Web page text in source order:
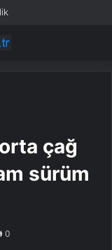
çağ
sürüm
0